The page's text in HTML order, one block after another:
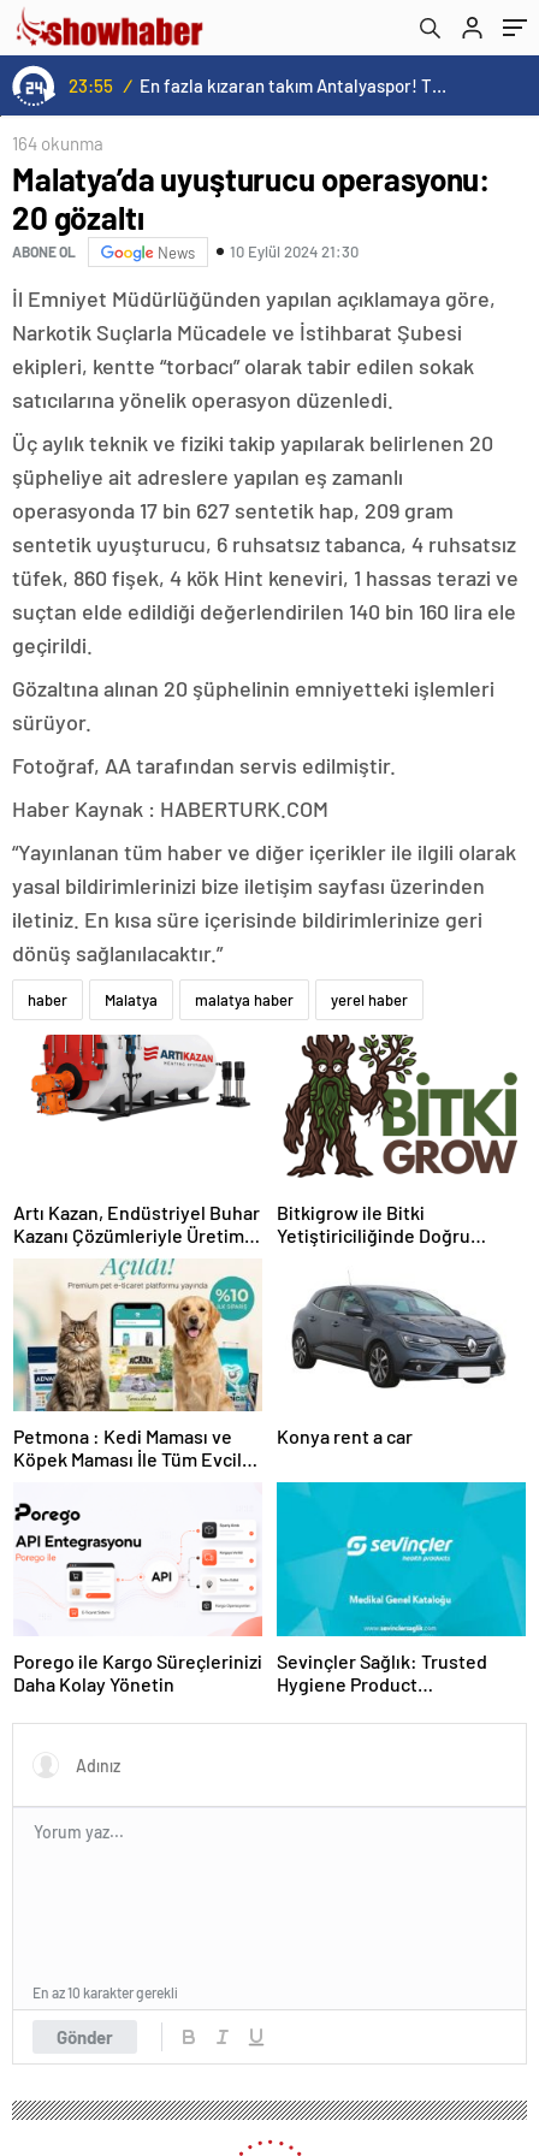
23:55 / En fazla kızaran takım Antalyaspor! Tam 5 futbolcu….
164 okunma
Malatya’da uyuşturucu operasyonu:
20 gözaltı
ABONE OL News 10 Eylül 2024 21:30
İl Emniyet Müdürlüğünden yapılan açıklamaya göre,
Narkotik Suçlarla Mücadele ve İstihbarat Şubesi
ekipleri, kentte “torbacı” olarak tabir edilen sokak
satıcılarına yönelik operasyon düzenledi.
Üç aylık teknik ve fiziki takip yapılarak belirlenen 20
şüpheliye ait adreslere yapılan eş zamanlı
operasyonda 17 bin 627 sentetik hap, 209 gram
sentetik uyuşturucu, 6 ruhsatsız tabanca, 4 ruhsatsız
tüfek, 860 fişek, 4 kök Hint keneviri, 1 hassas terazi ve
suçtan elde edildiği değerlendirilen 140 bin 160 lira ele
geçirildi.
Gözaltına alınan 20 şüphelinin emniyetteki işlemleri
sürüyor.
Fotoğraf, AA tarafından servis edilmiştir.
Haber Kaynak : HABERTURK.COM
“Yayınlanan tüm haber ve diğer içerikler ile ilgili olarak
yasal bildirimlerinizi bize iletişim sayfası üzerinden
iletiniz. En kısa süre içerisinde bildirimlerinize geri
dönüş sağlanılacaktır.”
haber Malatya malatya haber yerel haber
Artı Kazan, Endüstriyel Buhar
Kazanı Çözümleriyle Üretim
Tesislerine Verimli Sistemler
Sunuyor
Bitkigrow ile Bitki
Yetiştiriciliğinde Doğru
Petmona : Kedi Maması ve
Köpek Maması İle Tüm Evcil
Konya rent a car
Porego ile Kargo Süreçlerinizi
Daha Kolay Yönetin
Sevinçler Sağlık: Trusted
Hygiene Product
Gönder
En az 10 karakter gerekli